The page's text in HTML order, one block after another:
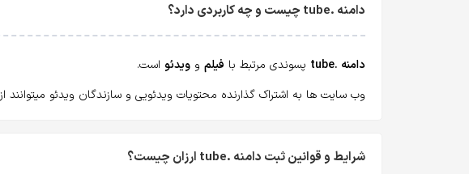
دامنه .tube چیست و چه کاربردی دارد؟
دامنه .tube پسوندی مرتبط با فیلم و ویدئو است.
وب سایت ها به اشتراک گذارنده محتویات ویدئویی و سازندگان ویدئو میتوانند از
شرایط و قوانین ثبت دامنه .tube ارزان چیست؟